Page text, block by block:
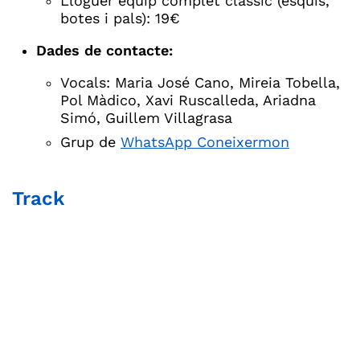
botes i pals): 19€
Dades de contacte:
Vocals: Maria José Cano, Mireia Tobella,
Pol Màdico, Xavi Ruscalleda, Ariadna
Simó, Guillem Villagrasa
Grup de WhatsApp Coneixermon
Track